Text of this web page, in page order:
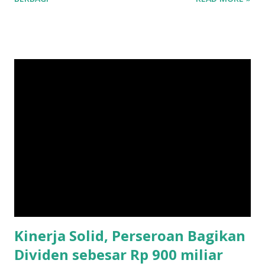
berkembang pesat, dipicu oleh inovasi dan ketekunan para
tidak hanya bermanfaat bagi daerah, tetapi...
Kinerja Solid, Perseroan Bagikan
Dividen sebesar Rp 900 miliar